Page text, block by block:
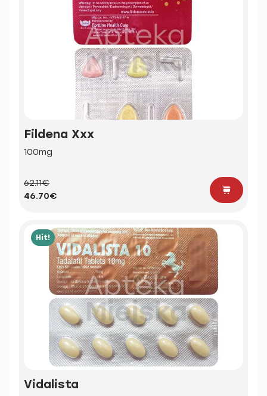
Fildena Xxx
100mg
62.11€
46.70€
Hit!
Vidalista